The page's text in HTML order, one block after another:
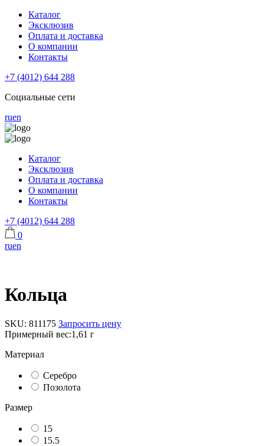
Каталог
Эксклюзив
Оплата и доставка
О компании
Контакты
+7 (4012) 644 288
Социальные сети
ruen
Каталог
Эксклюзив
Оплата и доставка
О компании
Контакты
+7 (4012) 644 288
0
ruen
Кольца
SKU: 811175 Запросить цену
Примерный вес:1,61 г
Материал
Серебро
Позолота
Размер
15
15.5